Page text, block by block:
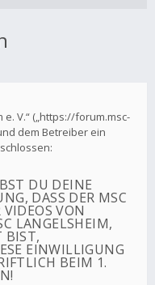
V.“ („https://forum.msc-
dem Betreiber ein
DU DEINE
DASS DER MSC
VON
LANGELSHEIM,
BIST,
EINWILLIGUNG
BEIM 1.